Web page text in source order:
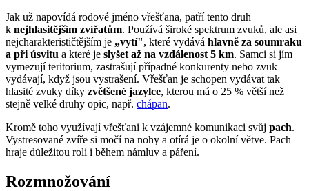
Jak už napovídá rodové jméno vřešťana, patří tento druh
k nejhlasitějším zvířatům. Používá široké spektrum zvuků, ale asi
nejcharakterističtějším je „vytí", které vydává hlavně za soumraku
a při úsvitu a které je slyšet až na vzdálenost 5 km. Samci si jím
vymezují teritorium, zastrašují případné konkurenty nebo zvuk
vydávají, když jsou vystrašení. Vřešťan je schopen vydávat tak
hlasité zvuky díky zvětšené jazylce, kterou má o 25 % větší než
stejně velké druhy opic, např. chápan.
Kromě toho využívají vřešťani k vzájemné komunikaci svůj pach.
Vystresované zvíře si močí na nohy a otírá je o okolní větve. Pach
hraje důležitou roli i během námluv a páření.
Rozmnožování